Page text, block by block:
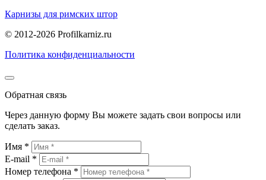
Карнизы для римских штор
© 2012-2026 Profilkarniz.ru
Политика конфиденциальности
Обратная связь
Через данную форму Вы можете задать свои вопросы или
сделать заказ.
Имя *
E-mail *
Номер телефона *